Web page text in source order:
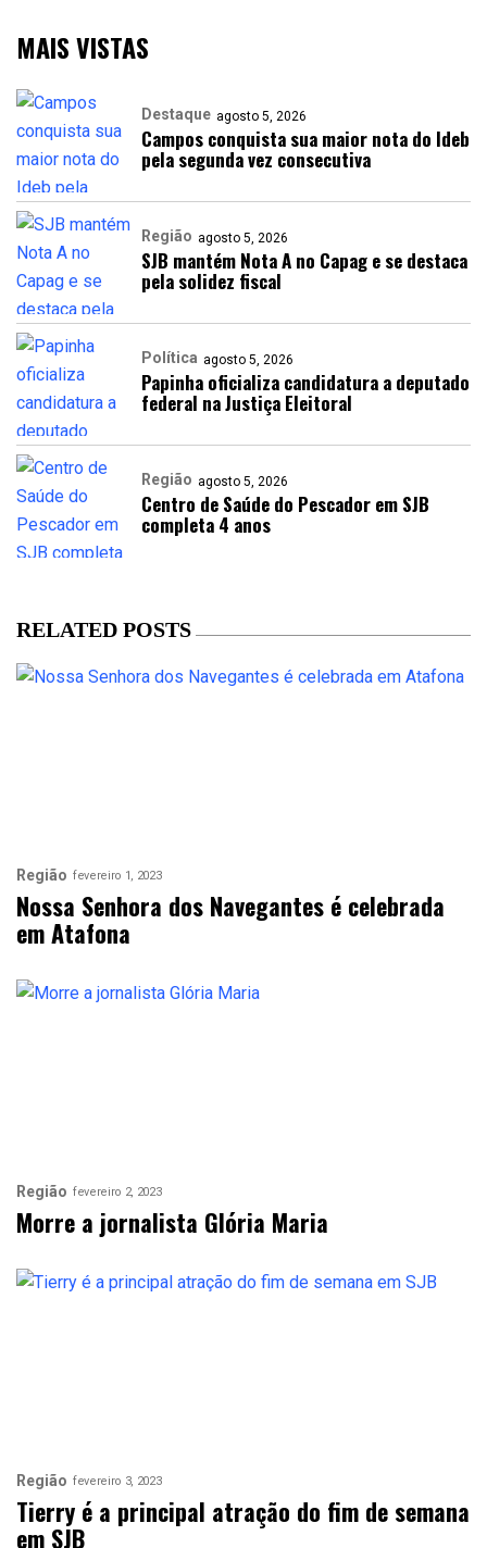
MAIS VISTAS
Destaque agosto 5, 2026
Campos conquista sua maior nota do Ideb
pela segunda vez consecutiva
Região agosto 5, 2026
SJB mantém Nota A no Capag e se destaca
pela solidez fiscal
Política agosto 5, 2026
Papinha oficializa candidatura a deputado
federal na Justiça Eleitoral
Região agosto 5, 2026
Centro de Saúde do Pescador em SJB
completa 4 anos
RELATED POSTS
Região fevereiro 1, 2023
Nossa Senhora dos Navegantes é celebrada
em Atafona
Região fevereiro 2, 2023
Morre a jornalista Glória Maria
Região fevereiro 3, 2023
Tierry é a principal atração do fim de semana
em SJB